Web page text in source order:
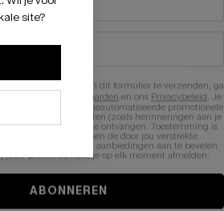
site?
in te vullen en dit formulier te verzenden, ga
Algemene Voorwaarden en ons Privacybeleid. Je
in om herhaalde geautomatiseerde promotionele
marketingberichten (zoals herinneringen aan je
e-mails van Cupshe te ontvangen. Toestemming is
een aankoop. We kunnen de door jou verstrekte
om producten en aanbiedingen aan te bevelen
jouw profiel. Je kunt je op elk moment afmelden.
ABONNEREN